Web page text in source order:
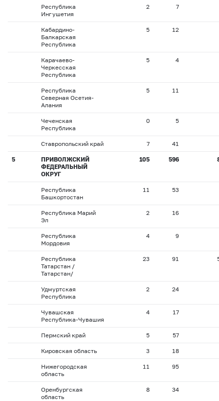
Республика
Ингушетия
2 7
Кабардино-
Балкарская
Республика
5 12
Карачаево-
Черкесская
Республика
5 4
Республика
Северная Осетия-
Алания
5 11
Чеченская
Республика
0 5
Ставропольский край 7 41
5
ПРИВОЛЖСКИЙ
ФЕДЕРАЛЬНЫЙ
ОКРУГ
105 596
Республика
Башкортостан
11 53
Республика Марий
Эл
2 16
Республика
Мордовия
4 9
Республика
Татарстан /
Татарстан/
23 91
Удмуртская
Республика
2 24
Чувашская
Республика-Чувашия
4 17
Пермский край 5 57
Кировская область 3 18
Нижегородская
область
11 95
Оренбургская
область
8 34